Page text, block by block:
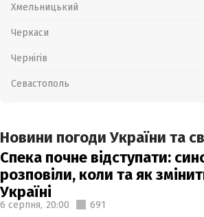
Хмельницький
Черкаси
Чернігів
Севастополь
Новини погоди України та
Спека почне відступати:
розповіли, коли та як
Україні
6 серпня, 20:00 691